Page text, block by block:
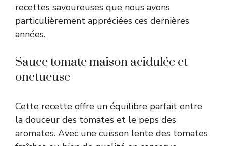
recettes savoureuses que nous avons
particulièrement appréciées ces dernières
années.
Sauce tomate maison acidulée et
onctueuse
Cette recette offre un équilibre parfait entre
la douceur des tomates et le peps des
aromates. Avec une cuisson lente des tomates